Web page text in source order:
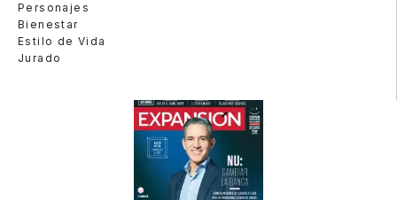
Personajes
Bienestar
Estilo de Vida
Jurado